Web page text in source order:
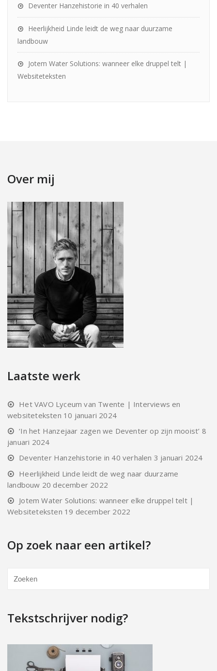
Deventer Hanzehistorie in 40 verhalen
Heerlijkheid Linde leidt de weg naar duurzame
landbouw
Jotem Water Solutions: wanneer elke druppel telt |
Websiteteksten
Over mij
Laatste werk
Het VAVO Lyceum van Twente | Interviews en
websiteteksten 10 januari 2024
‘In het Hanzejaar zagen we Deventer op zijn mooist’ 8
januari 2024
Deventer Hanzehistorie in 40 verhalen 3 januari 2024
Heerlijkheid Linde leidt de weg naar duurzame
landbouw 20 december 2022
Jotem Water Solutions: wanneer elke druppel telt |
Websiteteksten 19 december 2022
Op zoek naar een artikel?
Tekstschrijver nodig?